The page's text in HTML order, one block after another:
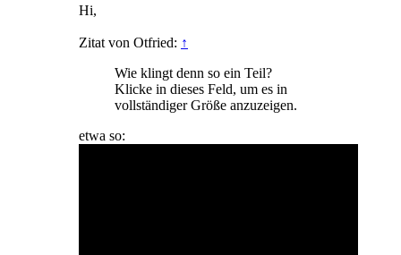
Hi,
Zitat von Otfried: ↑
Wie klingt denn so ein Teil?
Klicke in dieses Feld, um es in
vollständiger Größe anzuzeigen.
etwa so: